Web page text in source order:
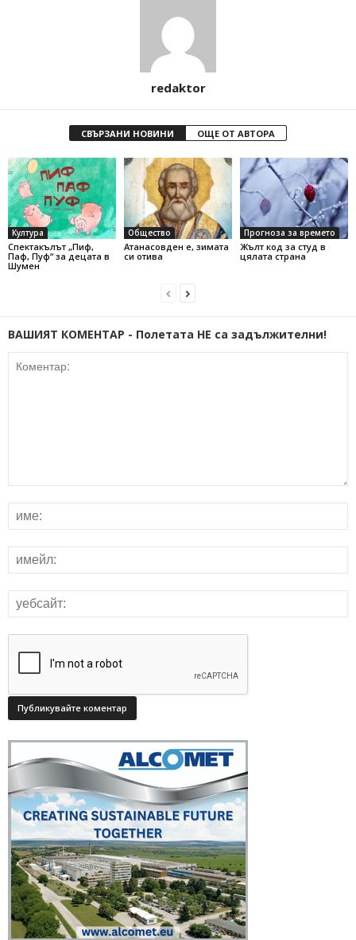
redaktor
СВЪРЗАНИ НОВИНИ ОЩЕ ОТ АВТОРА
Култура
Спектакълът „Пиф,
Паф, Пуф“ за децата в
Шумен
Общество
Атанасовден е, зимата
си отива
Прогноза за времето
Жълт код за студ в
цялата страна
ВАШИЯТ КОМЕНТАР - Полетата НЕ са задължителни!